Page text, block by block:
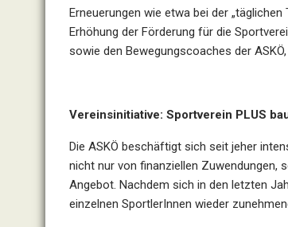
Erneuerungen wie etwa bei der
Erhöhung der Förderung für die
sowie den Bewegungscoaches der
Vereinsinitiative: Sportverein PLUS
Die ASKÖ beschäftigt sich seit jeher
nicht nur von finanziellen Zuwendungen,
Angebot. Nachdem sich in den letzten
einzelnen SportlerInnen wieder